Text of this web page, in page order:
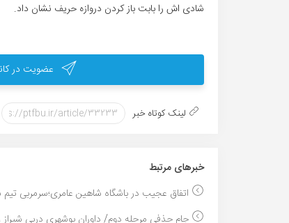
شادی اش را بابت باز کردن دروازه حریف نشان داد.
عضویت در
لینک کوتاه خبر
خبر‌های مرتبط
اتفاق عجیب در باشگاه شاهین عامری؛سرمربی